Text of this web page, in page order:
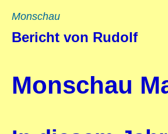
Monschau
Bericht von Rudolf
Monschau